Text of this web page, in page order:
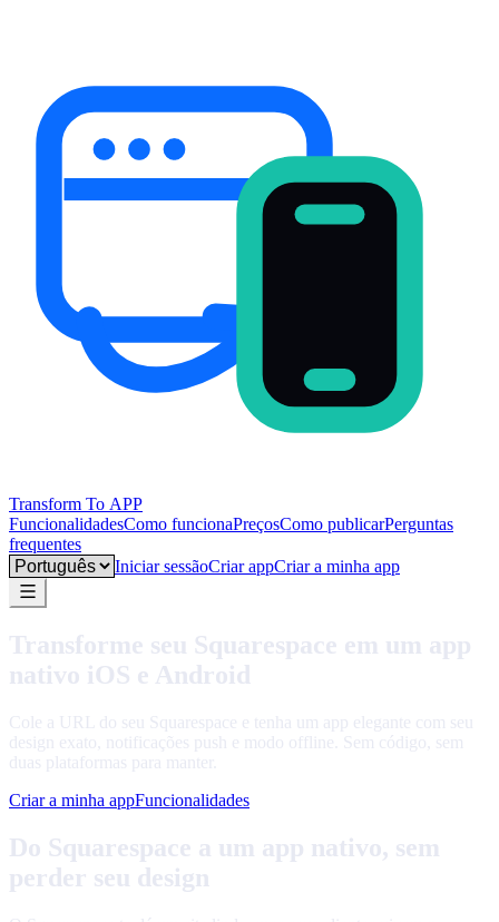
Transform To APP
FuncionalidadesComo funcionaPreçosComo publicarPerguntas
frequentes
Language
Iniciar sessãoCriar appCriar a minha app
Transforme seu Squarespace em um app
nativo iOS e Android
Cole a URL do seu Squarespace e tenha um app elegante com seu
design exato, notificações push e modo offline. Sem código, sem
duas plataformas para manter.
Criar a minha appFuncionalidades
Do Squarespace a um app nativo, sem
perder seu design